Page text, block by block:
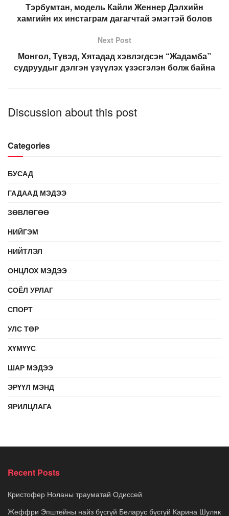
Тэрбумтан, модель Кайли Женнер Дэлхийн
хамгийн их инстаграм дагагчтай эмэгтэй болов
Next Post
Монгол, Түвэд, Хятадад хэвлэгдсэн “Жадамба”
судруудыг дэлгэн үзүүлэх үзэсгэлэн болж байна
Discussion about this post
Categories
БУСАД
ГАДААД МЭДЭЭ
ЗӨВЛӨГӨӨ
НИЙГЭМ
НИЙТЛЭЛ
ОНЦЛОХ МЭДЭЭ
СОЁЛ УРЛАГ
СПОРТ
УЛС ТӨР
ХҮМҮҮС
ШАР МЭДЭЭ
ЭРҮҮЛ МЭНД
ЯРИЛЦЛАГА
Recent Posts
Кристофер Ноланы трауматай Одиссей
Жеффри Эпштейны найз бүсгүй Беларус бүсгүй Карина Шуляк